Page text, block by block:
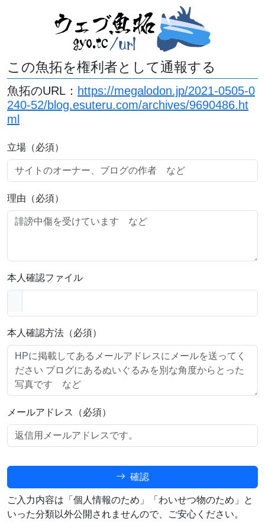
この魚拓を権利者として通報する
魚拓のURL： https://megalodon.jp/2021-0505-0
240-52/blog.esuteru.com/archives/9690486.ht
ml
立場（必須）
理由（必須）
本人確認ファイル
本人確認方法（必須）
メールアドレス（必須）
確認
ご入力内容は「個人情報のため」「わいせつ物のため」と
いった分類以外公開されませんので、ご安心ください。